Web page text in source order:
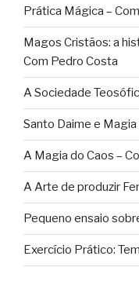
Prática Mágica –
Magos Cristãos: a
Com Pedro Costa
A Sociedade
Santo Daime e
A Magia do Caos –
A Arte de produzir
Pequeno ensaio
Exercício Prático: